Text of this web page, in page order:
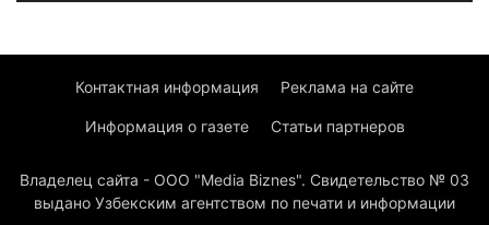
Контактная информация Реклама на сайте
Информация о газете Статьи партнеров
Владелец сайта - ООО "Media Biznes". Свидетельство № 03
выдано Узбекским агентством по печати и информации